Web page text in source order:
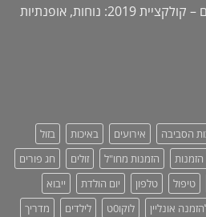
שמלות מקסי לנשים – קולקציית 2019: נוחות, אופנתיות
הסביבה אירועים באיכות
בזול
הזמנות הזמנות מחו"ל זולים
חג פורים
טיפול טלפון יום הולדת
ייבוא
אונליין לוקו0ט לילדים
מדריך